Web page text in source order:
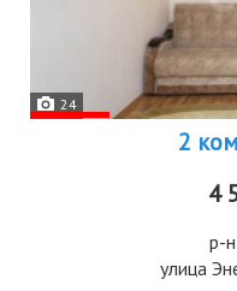
24
2
4
р-н
улица